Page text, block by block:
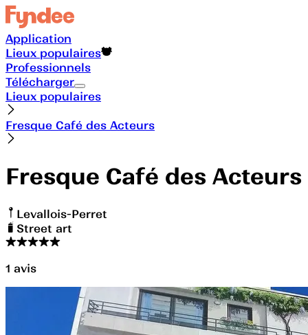
Application
Lieux populaires
Professionnels
Télécharger
Lieux populaires
Fresque Café des Acteurs
Fresque Café des Acteurs
Levallois-Perret
Street art
1 avis